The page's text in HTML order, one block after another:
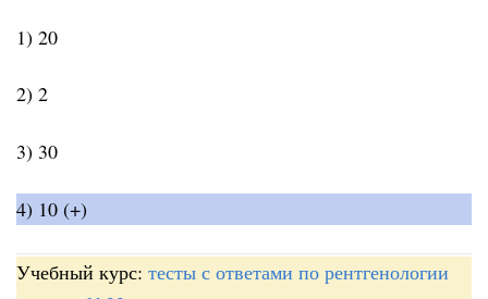
1) 20
2) 2
3) 30
4) 10 (+)
Учебный курс: тесты с ответами по рентгенологии